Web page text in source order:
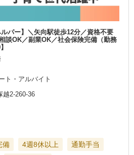
ルパー】＼矢向駅徒歩12分／資格不要
談OK／副業OK／社会保険完備（勤務
ト・アルバイト
越2-260-36
備 4週8休以上
通勤手当